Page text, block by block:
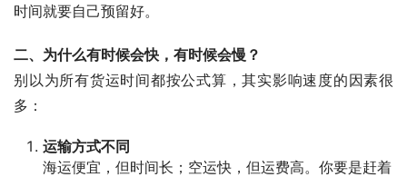
时间就要自己预留好。
二、为什么有时候会快，有时候会慢？
别以为所有货运时间都按公式算，其实影响速度的因素很
多：
运输方式不同
海运便宜，但时间长；空运快，但运费高。你要是赶着